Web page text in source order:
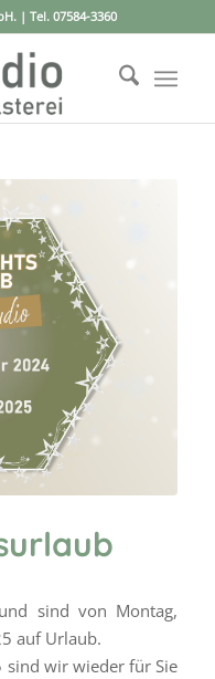
| Tel.07584-3360
sind von Montag,
auf Urlaub.
sind wir wieder für Sie